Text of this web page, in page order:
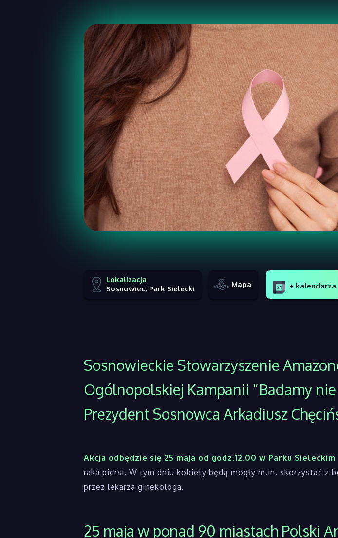
Lokalizacja
Sosnowiec, Park Sielecki
Mapa + kalendarza
Sosnowieckie Stowarzyszenie
Ogólnopolskiej Kampanii “Badamy
Prezydent Sosnowca Arkadiusz
Akcja odbędzie się 25 maja od godz.12.00 w Parku Sieleckim
raka piersi. W tym dniu kobiety będą mogły m.in. skorzystać z
przez lekarza ginekologa.
25 maja w ponad 90 miastach Polski